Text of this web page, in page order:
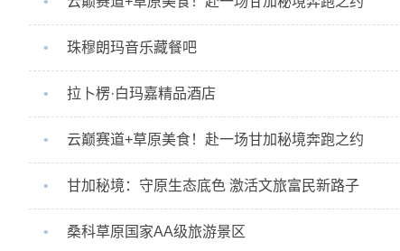
• 珠穆朗玛音乐藏餐吧
• 拉卜楞·白玛嘉精品酒店
• 云巅赛道+草原美食！赴一场甘加秘境奔跑之约
• 甘加秘境：守原生态底色 激活文旅富民新路子
• 桑科草原国家AA级旅游景区